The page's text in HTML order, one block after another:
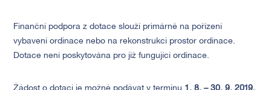
Finanční podpora z dotace slouží primárně na pořízení
vybavení ordinace nebo na rekonstrukci prostor ordinace.
Dotace není poskytována pro již fungující ordinace.